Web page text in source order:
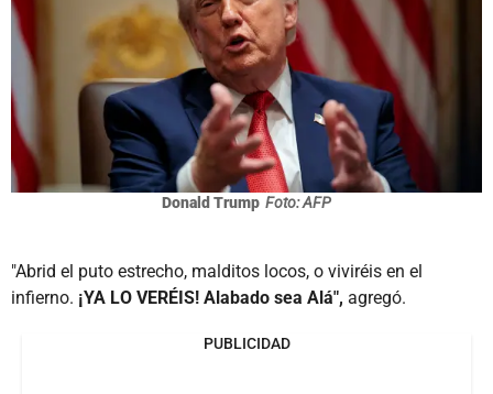
Donald Trump Foto: AFP
"Abrid el puto estrecho, malditos locos, o viviréis en el
infierno. ¡YA LO VERÉIS! Alabado sea Alá", agregó.
PUBLICIDAD